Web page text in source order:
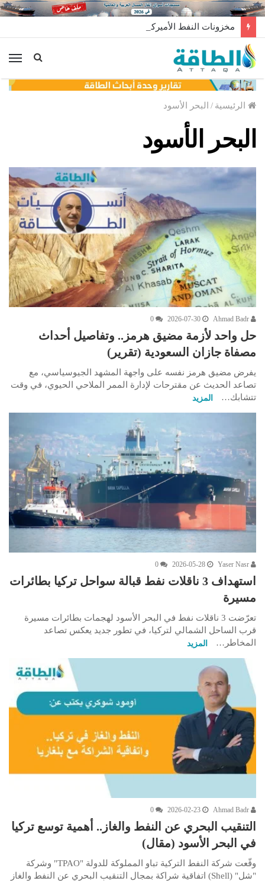
الرئيسية / البحر الأسود
البحر الأسود
2026-07-30
0
حل واحد لأزمة مضيق هرمز.. وتفاصيل أحداث
مصفاة جازان السعودية (تقرير)
يفرض مضيق هرمز نفسه على واجهة المشهد الجيوسياسي، مع
تصاعد الحديث عن مقترحات لإدارة الممر الملاحي الحيوي، في وقت
تتشابك…
المزيد
2026-05-28
0
استهداف 3 ناقلات نفط قبالة سواحل تركيا بطائرات
مسيرة
تعرّضت 3 ناقلات نفط في البحر الأسود لهجمات بطائرات مسيرة
قرب الساحل الشمالي لتركيا، في تطور جديد يعكس تصاعد
المخاطر…
المزيد
2026-02-23
0
التنقيب البحري عن النفط والغاز.. أهمية توسع تركيا
في البحر الأسود (مقال)
وقّعت شركة النفط التركية تباو المملوكة للدولة "TPAO" وشركة
"شل" (Shell) اتفاقية شراكة بمجال التنقيب البحري عن النفط والغاز